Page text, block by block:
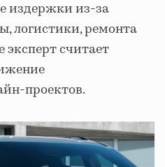
издержки из-за
логистики, ремонта
считает
проектов.